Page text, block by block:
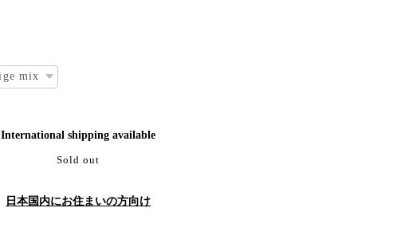
International shipping available
Sold out
日本国内にお住まいの方向け